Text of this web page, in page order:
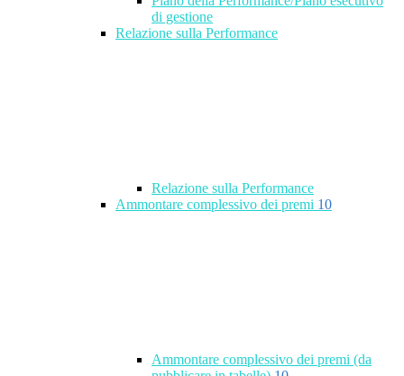
di gestione
Relazione sulla Performance
Relazione sulla Performance
Ammontare complessivo dei premi 10
Ammontare complessivo dei premi (da